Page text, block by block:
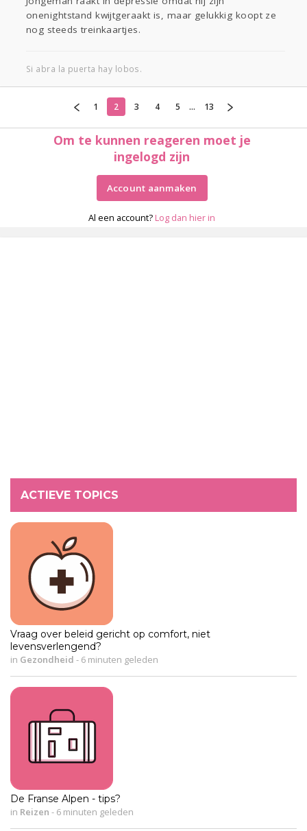
onenightstand kwijtgeraakt is, maar gelukkig koopt ze
nog steeds treinkaartjes.
Si abra la puerta hay lobos.
1 2 3 4 5 ... 13
Om te kunnen reageren moet je
ingelogd zijn
Account aanmaken
Al een account? Log dan hier in
ACTIEVE TOPICS
Vraag over beleid gericht op comfort, niet
levensverlengend?
in Gezondheid - 6 minuten geleden
De Franse Alpen - tips?
in Reizen - 6 minuten geleden